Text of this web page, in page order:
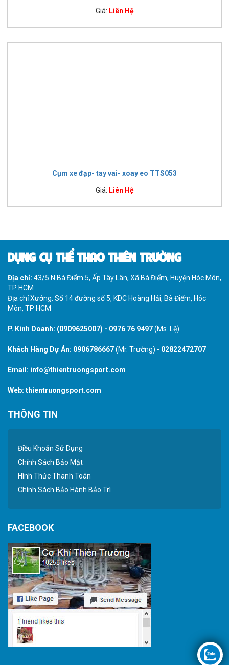
Giá: Liên Hệ
Cụm xe đạp- tay vai- xoay eo TTS053
Giá: Liên Hệ
DỤNG CỤ THỂ THAO THIÊN TRƯỜNG
Địa chỉ: 43/5 N Bà Điểm 5, Ấp Tây Lân, Xã Bà Điểm, Huyện Hóc Môn,
TP HCM
Địa chỉ Xưởng: Số 14 đường số 5, KDC Hoàng Hải, Bà Điểm, Hóc
Môn, TP HCM
P. Kinh Doanh: (0909625007) - 0976 76 9497(Ms. Lệ)
Khách Hàng Dự Án: 0906786667(Mr. Trường) - 02822472707
Email: info@thientruongsport.com
Web: thientruongsport.com
THÔNG TIN
Điều Khoản Sử Dụng
Chính Sách Bảo Mật
Hình Thức Thanh Toán
Chính Sách Bảo Hành Bảo Trì
FACEBOOK